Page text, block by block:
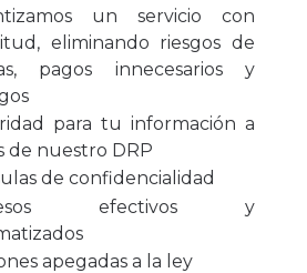
un servicio con
eliminando riesgos de
pagos innecesarios y
para tu información a
de nuestro DRP
de confidencialidad
efectivos y
apegadas a la ley